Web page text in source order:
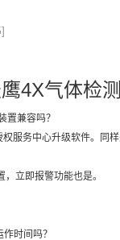
4X气体检
置兼容吗？
服务中心升级软件。同
立即报警功能也是。
时间吗？